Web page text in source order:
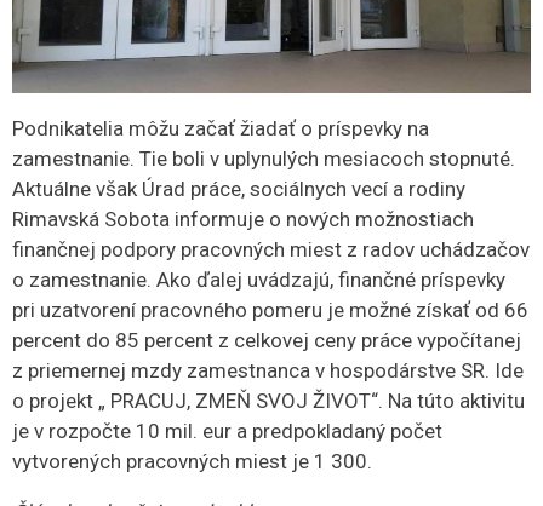
Podnikatelia môžu začať žiadať o príspevky na
zamestnanie. Tie boli v uplynulých mesiacoch stopnuté.
Aktuálne však Úrad práce, sociálnych vecí a rodiny
Rimavská Sobota informuje o nových možnostiach
finančnej podpory pracovných miest z radov uchádzačov
o zamestnanie. Ako ďalej uvádzajú, finančné príspevky
pri uzatvorení pracovného pomeru je možné získať od 66
percent do 85 percent z celkovej ceny práce vypočítanej
z priemernej mzdy zamestnanca v hospodárstve SR. Ide
o projekt „ PRACUJ, ZMEŇ SVOJ ŽIVOT“. Na túto aktivitu
je v rozpočte 10 mil. eur a predpokladaný počet
vytvorených pracovných miest je 1 300.